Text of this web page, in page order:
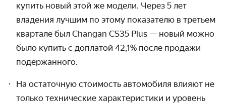
купить новый этой же модели. Через 5 лет
владения лучшим по этому показателю в третьем
квартале был Changan CS35 Plus — новый можно
было купить с доплатой 42,1% после продажи
подержанного.
На остаточную стоимость автомобиля влияют не
только технические характеристики и уровень